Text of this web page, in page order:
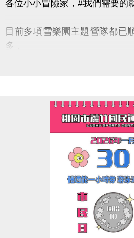
各位小小冒險家，#我們需要的
目前多項雪樂園主題營隊都已
多，
還有部分課程即將開課，只差
留下最歡樂、最難忘的冬日回
【加碼優惠】
凡報名球類營隊任兩梯享9折優
【報名資訊】開課前皆可報名，
-洽詢專線：03-2639066 #115
-官
https://www.lzsports.com.tw/